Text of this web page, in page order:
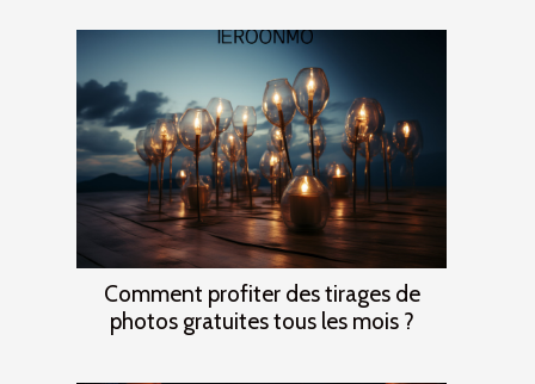
Comment profiter des tirages de
photos gratuites tous les mois ?